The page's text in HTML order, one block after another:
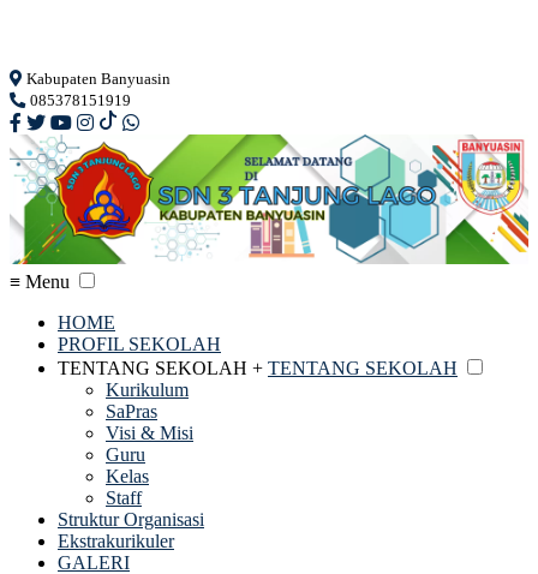
Kabupaten Banyuasin
085378151919
≡ Menu
HOME
PROFIL SEKOLAH
TENTANG SEKOLAH + TENTANG SEKOLAH
Kurikulum
SaPras
Visi & Misi
Guru
Kelas
Staff
Struktur Organisasi
Ekstrakurikuler
GALERI